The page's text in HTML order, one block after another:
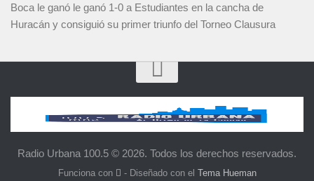
Boca le ganó le ganó 1-0 a Estudiantes en la cancha de
Huracán y consiguió su primer triunfo del Torneo Clausura
Radio Urbana 100.5 © 2026. Todos los derechos reservados.
Funciona con - Diseñado con el Tema Hueman